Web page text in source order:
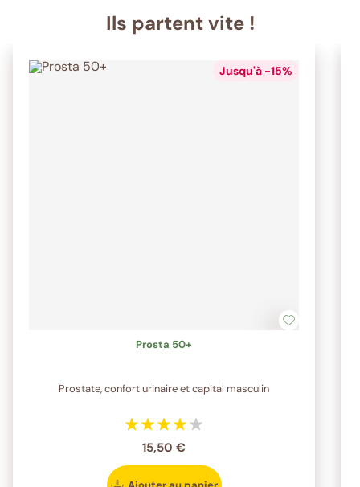
Ils partent vite !
Jusqu'à -15%
Prosta 50+
Prostate, confort urinaire et capital masculin
15,50 €